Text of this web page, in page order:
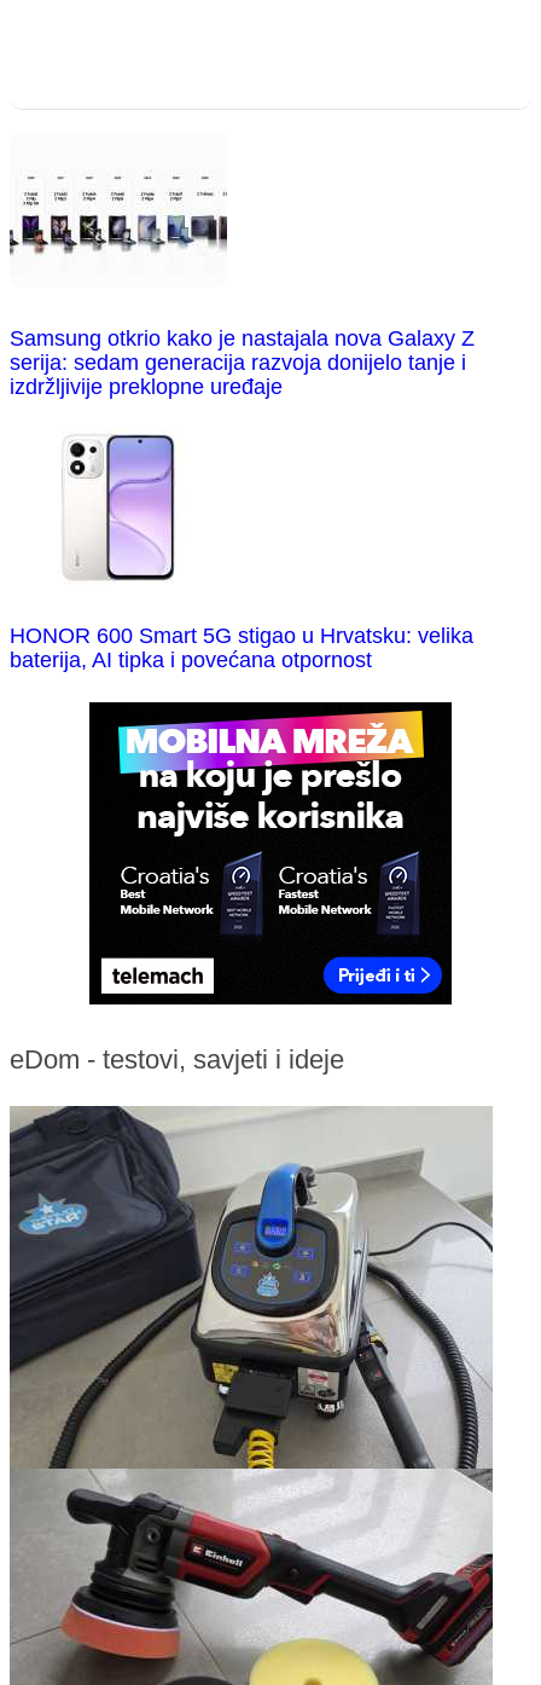
Samsung otkrio kako je nastajala nova Galaxy Z
serija: sedam generacija razvoja donijelo tanje i
izdržljivije preklopne uređaje
HONOR 600 Smart 5G stigao u Hrvatsku: velika
baterija, AI tipka i povećana otpornost
eDom - testovi, savjeti i ideje